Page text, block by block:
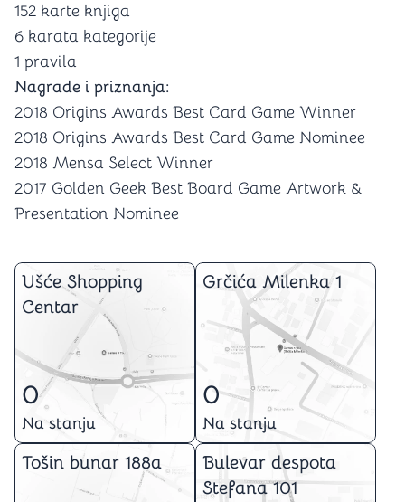
152 karte knjiga
6 karata kategorije
1 pravila
Nagrade i priznanja:
2018 Origins Awards Best Card Game Winner
2018 Origins Awards Best Card Game Nominee
2018 Mensa Select Winner
2017 Golden Geek Best Board Game Artwork &
Presentation Nominee
Ušće Shopping
Centar
0
Na stanju
Grčića Milenka 1
0
Na stanju
Tošin bunar 188a
Bulevar despota
Stefana 101